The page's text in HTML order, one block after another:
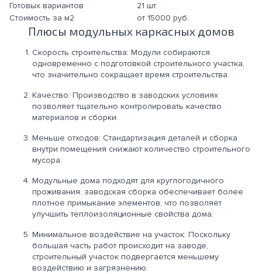
Готовых вариантов
21 шт.
Стоимость за м2
от 15000 руб.
Плюсы модульных каркасных домов
Скорость строительства: Модули собираются
одновременно с подготовкой строительного участка,
что значительно сокращает время строительства.
Качество: Производство в заводских условиях
позволяет тщательно контролировать качество
материалов и сборки.
Меньше отходов: Стандартизация деталей и сборка
внутри помещения снижают количество строительного
мусора.
Модульные дома подходят для круглогодичного
проживания: заводская сборка обеспечивает более
плотное примыкание элементов, что позволяет
улучшить теплоизоляционные свойства дома.
Минимальное воздействие на участок: Поскольку
большая часть работ происходит на заводе,
строительный участок подвергается меньшему
воздействию и загрязнению.